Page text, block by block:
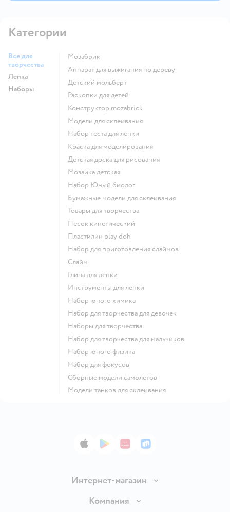
Категории
Все для
творчества
Лепка
Наборы
Мозабрик
Аппарат для выжигания по дереву
Детский мольберт
Раскопки для детей
Конструктор mozabrick
Модели для склеивания
Набор теста для лепки
Краска для моделирования
Детская доска для рисования
Мозаика детская
набор Юный биолог
Бумажные модели для склеивания
Товары для творчества
Песок кинетический
Пластилин play doh
Набор для приготовления слаймов
Слайм
Глина для лепки
Инструменты для лепки
Набор юного химика
Набор для творчества для девочек
Наборы для творчества
Набор для творчества для мальчиков
Набор юного физика
Набор для фокусов
Сборные модели самолетов
Модели танков для склеивания
App StoreGoogle Play
AppGallery
RuStore
Интернет-магазин
Доставка и оплата
Компания